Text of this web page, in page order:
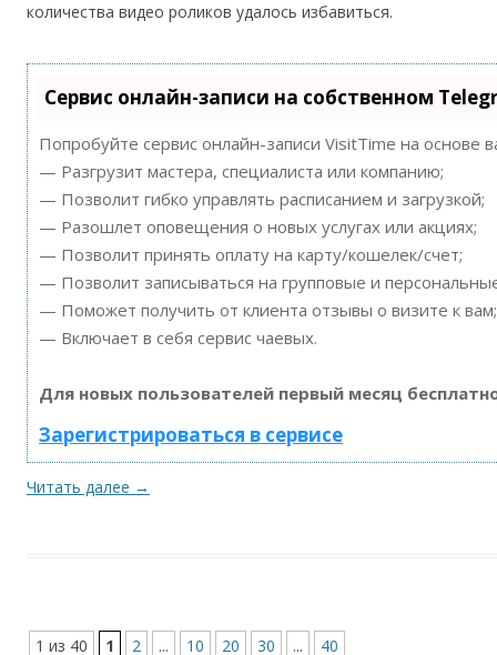
количества видео роликов удалось избавиться.
Сервис онлайн-записи на собственном
Попробуйте сервис онлайн-записи VisitTime на основе
— Разгрузит мастера, специалиста или компанию;
— Позволит гибко управлять расписанием и загрузкой;
— Разошлет оповещения о новых услугах или акциях;
— Позволит принять оплату на карту/кошелек/счет;
— Позволит записываться на групповые и
— Поможет получить от клиента отзывы о визите к вам;
— Включает в себя сервис чаевых.
Для новых пользователей первый месяц
Зарегистрироваться в сервисе
Читать далее →
1 из 40 1 2 ... 10 20 30 ... 40